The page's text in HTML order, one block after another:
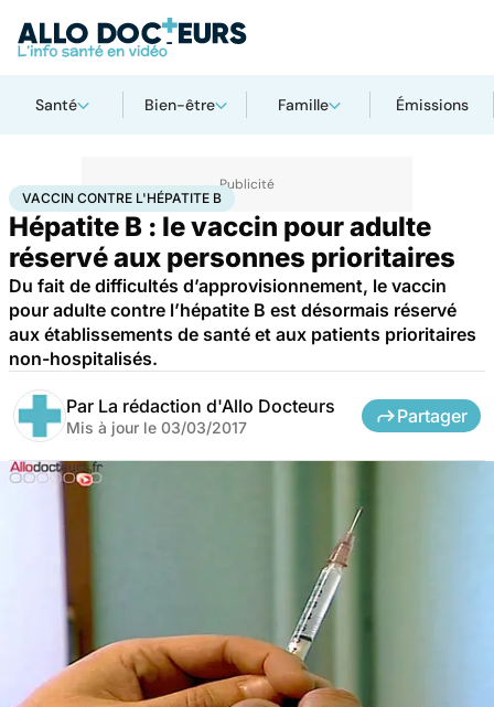
Santé Bien-être Famille Émissions
AccueilSantéMédicamentsVaccin contre l'hépatite B
VACCIN CONTRE L'HÉPATITE B
Hépatite B : le vaccin pour adulte
réservé aux personnes prioritaires
Du fait de difficultés d’approvisionnement, le vaccin
pour adulte contre l’hépatite B est désormais réservé
aux établissements de santé et aux patients prioritaires
non-hospitalisés.
Par La rédaction d'Allo Docteurs
Mis à jour le 03/03/2017
Partager